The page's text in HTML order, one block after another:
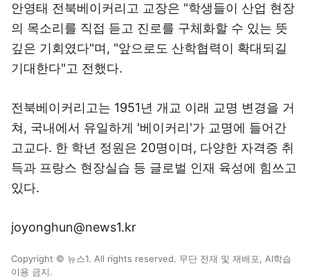
안영태 전북베이커리고 교장은 "학생들이 산업 현장
의 목소리를 직접 듣고 진로를 구체화할 수 있는 뜻
깊은 기회였다"며, "앞으로도 산학협력이 확대되길
기대한다"고 전했다.
전북베이커리고는 1951년 개교 이래 교명 변경을 거
쳐, 국내에서 유일하게 '베이커리'가 교명에 들어간
고교다. 한 학년 정원은 20명이며, 다양한 자격증 취
득과 프랑스 현장실습 등 글로벌 인재 육성에 힘쓰고
있다.
joyonghun@news1.kr
Copyright © 뉴스1. All rights reserved. 무단 전재 및 재배포, AI학습
이용 금지.